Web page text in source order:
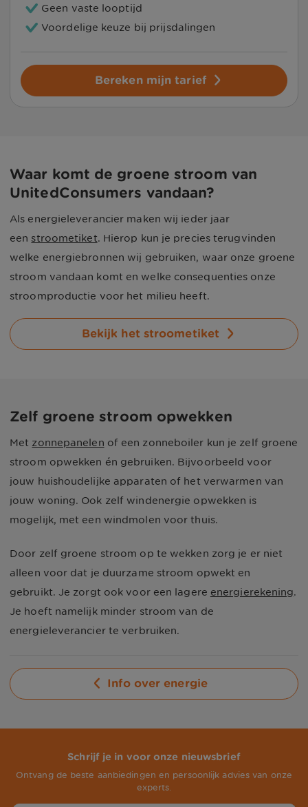
Geen vaste looptijd
Voordelige keuze bij prijsdalingen
Bereken mijn tarief
Waar komt de groene stroom van
UnitedConsumers vandaan?
Als energieleverancier maken wij ieder jaar
eenstroometiket. Hierop kun je precies terugvinden
welke energiebronnen wij gebruiken, waar onze groene
stroom vandaan komt en welke consequenties onze
stroomproductie voor het milieu heeft.
Bekijk het stroometiket
Zelf groene stroom opwekken
Met zonnepanelen of een zonneboiler kun je zelf groene
stroom opwekken én gebruiken. Bijvoorbeeld voor
jouw huishoudelijke apparaten of het verwarmen van
jouw woning. Ook zelf windenergie opwekken is
mogelijk, met een windmolen voor thuis.
Door zelf groene stroom op te wekken zorg je er niet
alleen voor dat je duurzame stroom opwekt en
gebruikt. Je zorgt ook voor een lagere energierekening.
Je hoeft namelijk minder stroom van de
energieleverancier te verbruiken.
Info over energie
Schrijf je in voor onze nieuwsbrief
Ontvang de beste aanbiedingen en persoonlijk advies van onze
experts.